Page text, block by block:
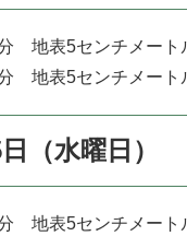
地表5センチメート
地表5センチメート
（水曜日）
地表5センチメート